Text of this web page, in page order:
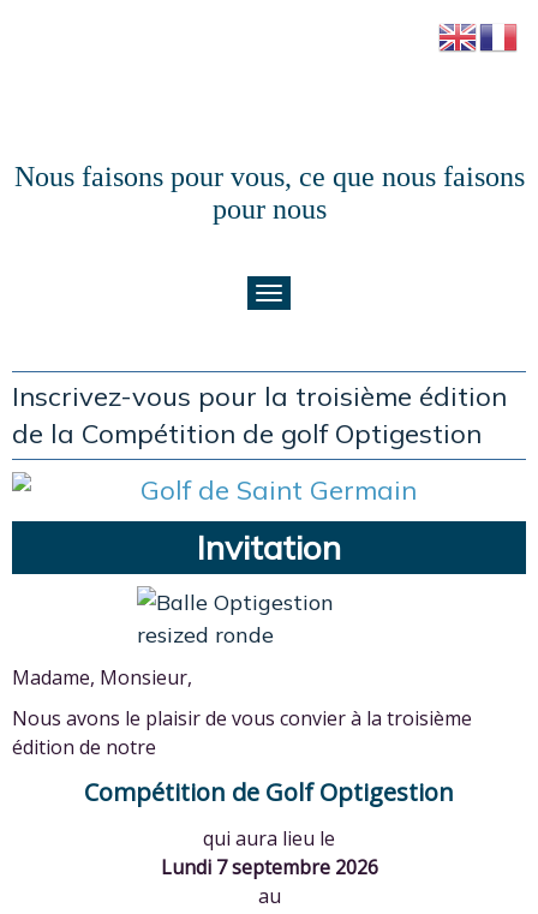
Nous faisons pour vous, ce que nous faisons
pour nous
Inscrivez-vous pour la troisième édition
de la Compétition de golf Optigestion
Invitation
Madame, Monsieur,
Nous avons le plaisir de vous convier à la troisième
édition de notre
Compétition de Golf Optigestion
qui aura lieu le
Lundi 7 septembre 2026
au